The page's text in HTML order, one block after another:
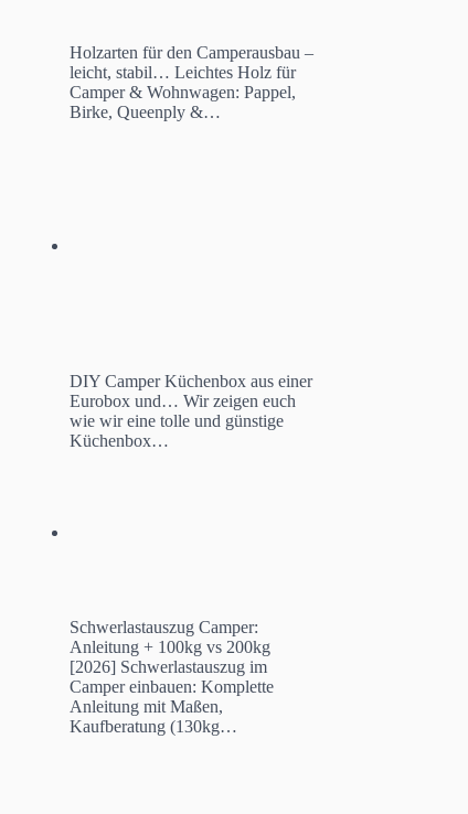
Holzarten für den Camperausbau –
leicht, stabil… Leichtes Holz für
Camper & Wohnwagen: Pappel,
Birke, Queenply &…
DIY Camper Küchenbox aus einer
Eurobox und… Wir zeigen euch
wie wir eine tolle und günstige
Küchenbox…
Schwerlastauszug Camper:
Anleitung + 100kg vs 200kg
[2026] Schwerlastauszug im
Camper einbauen: Komplette
Anleitung mit Maßen,
Kaufberatung (130kg…